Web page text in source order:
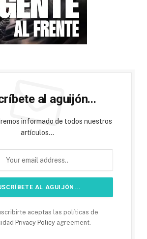
al aguijón...
informado de todos nuestros
artículos...
aceptas las políticas de
Privacy Policy agreement.